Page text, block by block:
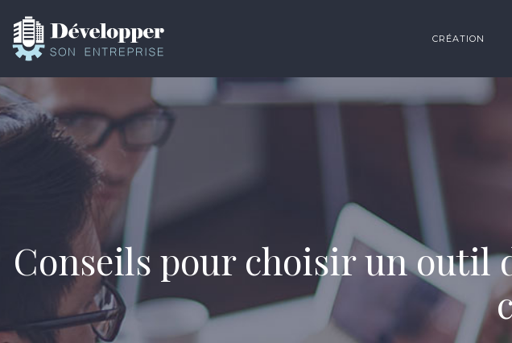
CRÉATION
Conseils pour choisir un outil